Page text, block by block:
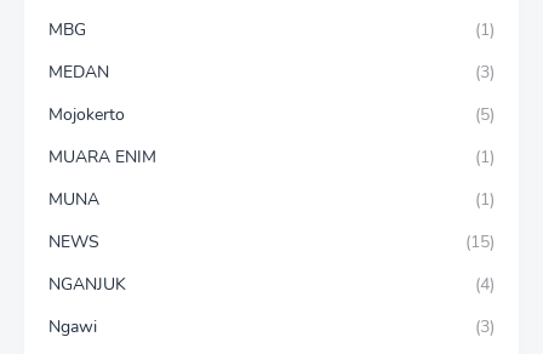
MBG
(1)
MEDAN
(3)
Mojokerto
(5)
MUARA ENIM
(1)
MUNA
(1)
NEWS
(15)
NGANJUK
(4)
Ngawi
(3)